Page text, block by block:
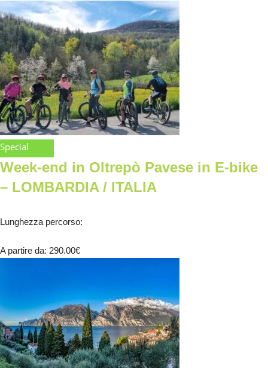
Special
Week-end in Oltrepò Pavese in E-bike
– LOMBARDIA / ITALIA
Lunghezza percorso:
A partire da: 290.00€